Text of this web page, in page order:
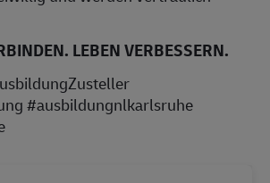
LEBEN VERBESSERN.
#ausbildungnlkarlsruhe